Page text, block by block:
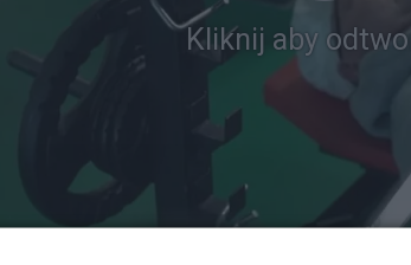
Kliknij aby